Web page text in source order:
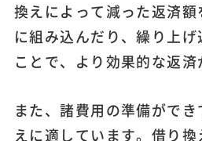
換えによって減った返済
に組み込んだり、繰り上
ことで、より効果的な返済
また、諸費用の準備がで
えに適しています。借り